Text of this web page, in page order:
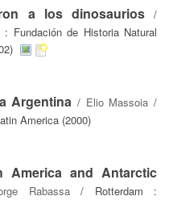
a los dinosaurios/
Fundación de Historia Natural
Argentina / Elio Massoia /
America (2000)
America and Antarctic
Rabassa/ Rotterdam :